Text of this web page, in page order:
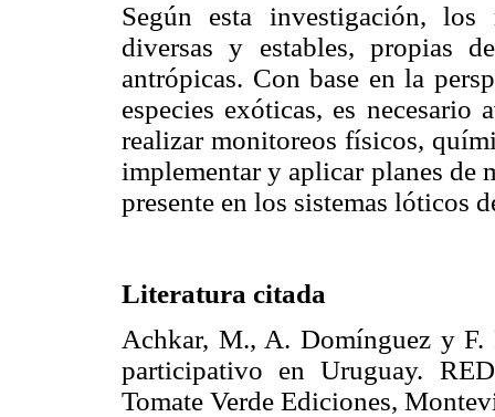
Según esta investigación, los
diversas y estables, propias
antrópicas. Con base en la
especies exóticas, es necesario
realizar monitoreos físicos,
implementar y aplicar planes de
presente en los sistemas lóticos
Literatura citada
Achkar, M., A. Domínguez y F.
participativo en Uruguay.
Tomate Verde Ediciones,